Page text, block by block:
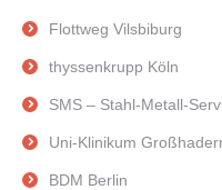
Flottweg Vilsbiburg
thyssenkrupp Köln
SMS – Stahl-Metall-
Uni-Klinikum
BDM Berlin